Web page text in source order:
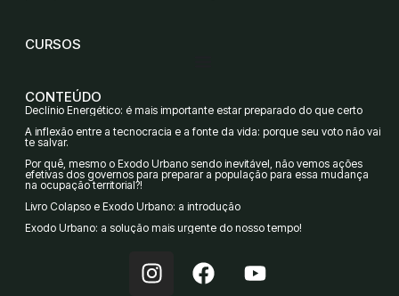
CURSOS
CONTEÚDO
Declínio Energético: é mais importante estar preparado do que certo
A inflexão entre a tecnocracia e a fonte da vida: porque seu voto não vai
te salvar.
Por quê, mesmo o Êxodo Urbano sendo inevitável, não vemos ações
efetivas dos governos para preparar a população para essa mudança
na ocupação territorial?!
Livro Colapso e Êxodo Urbano: a introdução
Êxodo Urbano: a solução mais urgente do nosso tempo!
I
n
F
a
Y
o